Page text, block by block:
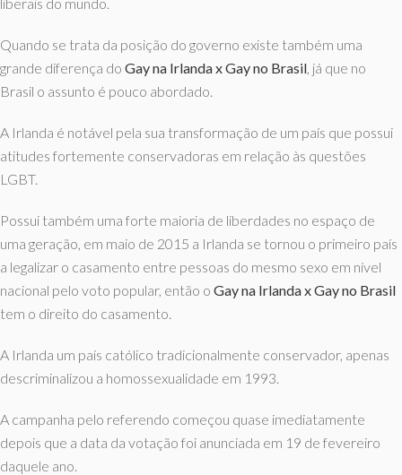
Quando se trata da posição do governo existe também uma
grande diferença do Gay na Irlanda x Gay no Brasil, já que no
Brasil o assunto é pouco abordado.
A Irlanda é notável pela sua transformação de um país que possui
atitudes fortemente conservadoras em relação às questões
LGBT.
Possui também uma forte maioria de liberdades no espaço de
uma geração, em maio de 2015 a Irlanda se tornou o primeiro país
a legalizar o casamento entre pessoas do mesmo sexo em nível
nacional pelo voto popular, então o Gay na Irlanda x Gay no Brasil
tem o direito do casamento.
A Irlanda um país católico tradicionalmente conservador, apenas
descriminalizou a homossexualidade em 1993.
A campanha pelo referendo começou quase imediatamente
depois que a data da votação foi anunciada em 19 de fevereiro
daquele ano.